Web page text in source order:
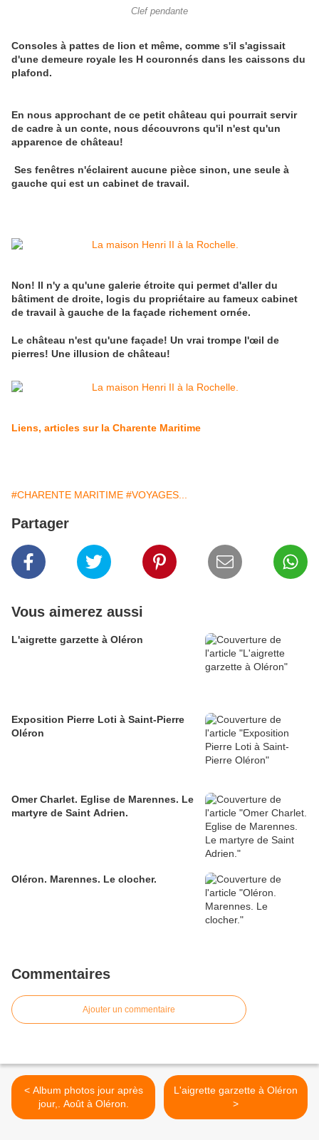
Clef pendante
Consoles à pattes de lion et même, comme s'il s'agissait
d'une demeure royale les H couronnés dans les caissons du
plafond.
En nous approchant de ce petit château qui pourrait servir
de cadre à un conte, nous découvrons qu'il n'est qu'un
apparence de château!
Ses fenêtres n'éclairent aucune pièce sinon, une seule à
gauche qui est un cabinet de travail.
Non! Il n'y a qu'une galerie étroite qui permet d'aller du
bâtiment de droite, logis du propriétaire au fameux cabinet
de travail à gauche de la façade richement ornée.
Le château n'est qu'une façade! Un vrai trompe l'œil de
pierres! Une illusion de château!
Liens, articles sur la Charente Maritime
#CHARENTE MARITIME #VOYAGES...
Partager
Vous aimerez aussi
L'aigrette garzette à Oléron
Exposition Pierre Loti à Saint-Pierre
Oléron
Omer Charlet. Eglise de Marennes. Le
martyre de Saint Adrien.
Oléron. Marennes. Le clocher.
Commentaires
Ajouter un commentaire
< Album photos jour après
jour,. Août à Oléron.
L'aigrette garzette à Oléron
>